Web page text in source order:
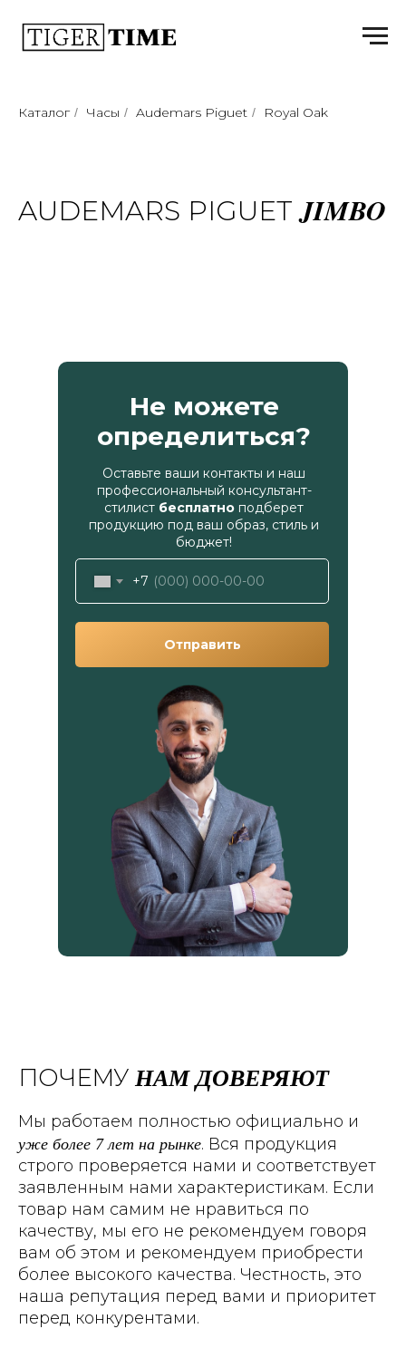
Каталог / Часы / Audemars Piguet / Royal Oak
AUDEMARS PIGUETJIMBO
Не можете
определиться?
Оставьте ваши контакты и наш
профессиональный консультант-
стилист бесплатно подберет
продукцию под ваш образ, стиль и
бюджет!
+7
Отправить
ПОЧЕМУ НАМ ДОВЕРЯЮТ
Мы работаем полностью официально и
уже более 7 лет на рынке. Вся продукция
строго проверяется нами и соответствует
заявленным нами характеристикам. Если
товар нам самим не нравиться по
качеству, мы его не рекомендуем говоря
вам об этом и рекомендуем приобрести
более высокого качества. Честность, это
наша репутация перед вами и приоритет
перед конкурентами.